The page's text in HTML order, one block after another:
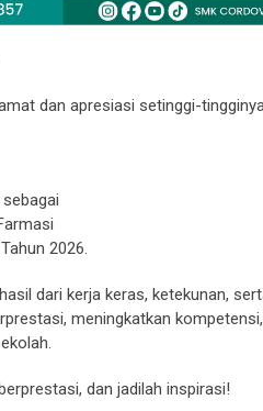
dan apresiasi setinggi-
2026.
dari kerja keras, ketekunan,
meningkatkan
dan jadilah inspirasi!